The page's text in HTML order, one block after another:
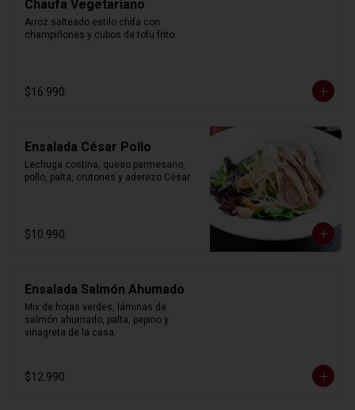
Chaufa Vegetariano
Arroz salteado estilo chifa con
champiñones y cubos de tofu frito.
$16.990
Ensalada César Pollo
Lechuga costina, queso parmesano,
pollo, palta, crutones y aderezo César
$10.990
Ensalada Salmón Ahumado
Mix de hojas verdes, láminas de
salmón ahumado, palta, pepino y
vinagreta de la casa.
$12.990